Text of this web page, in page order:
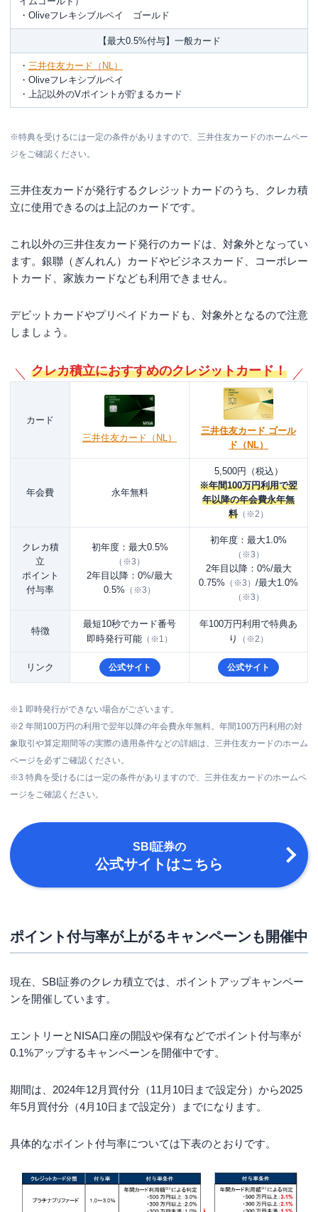
・Oliveフレキシブルペイ ゴールド
【最大0.5%付与】一般カード
・ 三井住友カード（NL）
・Oliveフレキシブルペイ
・上記以外のVポイントが貯まるカード
※特典を受けるには一定の条件がありますので、三井住友カードのホームペー
ジをご確認ください。
三井住友カードが発行するクレジットカードのうち、クレカ積
立に使用できるのは上記のカードです。
これ以外の三井住友カード発行のカードは、対象外となってい
ます。銀聯（ぎんれん）カードやビジネスカード、コーポレー
トカード、家族カードなども利用できません。
デビットカードやプリペイドカードも、対象外となるので注意
しましょう。
クレカ積立におすすめのクレジットカード！
カード
三井住友カード（NL）
三井住友カード ゴール
ド（NL）
年会費 永年無料
5,500円（税込）
※年間100万円利用で翌
年以降の年会費永年無
料（※2）
クレカ積
立
ポイント
付与率
初年度： 最大0.5%
（※3）
2年目以降：0%/最大
0.5% （※3）
初年度：最大1.0%
（※3）
2年目以降：0%/最大
0.75% （※3） /最大1.0%
（※3）
特徴
最短10秒でカード番号
即時発行可能 （※1）
年100万円利用で特典あ
り
（※2）
リンク 公式サイト 公式サイト
※1 即時発行ができない場合がございます。
※2 年間100万円の利用で翌年以降の年会費永年無料。年間100万円利用の対
象取引や算定期間等の実際の適用条件などの詳細は、三井住友カードのホーム
ページを必ずご確認ください。
※3 特典を受けるには一定の条件がありますので、三井住友カードのホームペ
ージをご確認ください。
SBI証券の
公式サイトはこちら
ポイント付与率が上がるキャンペーンも開催中
現在、SBI証券のクレカ積立では、ポイントアップキャンペー
ンを開催しています。
エントリーとNISA口座の開設や保有などでポイント付与率が
0.1%アップするキャンペーンを開催中です。
期間は、2024年12月買付分（11月10日まで設定分）から2025
年5月買付分（4月10日まで設定分）までになります。
具体的なポイント付与率については下表のとおりです。